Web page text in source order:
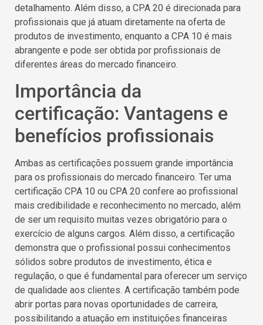
detalhamento. Além disso, a CPA 20 é direcionada para
profissionais que já atuam diretamente na oferta de
produtos de investimento, enquanto a CPA 10 é mais
abrangente e pode ser obtida por profissionais de
diferentes áreas do mercado financeiro.
Importância da
certificação: Vantagens e
benefícios profissionais
Ambas as certificações possuem grande importância
para os profissionais do mercado financeiro. Ter uma
certificação CPA 10 ou CPA 20 confere ao profissional
mais credibilidade e reconhecimento no mercado, além
de ser um requisito muitas vezes obrigatório para o
exercício de alguns cargos. Além disso, a certificação
demonstra que o profissional possui conhecimentos
sólidos sobre produtos de investimento, ética e
regulação, o que é fundamental para oferecer um serviço
de qualidade aos clientes. A certificação também pode
abrir portas para novas oportunidades de carreira,
possibilitando a atuação em instituições financeiras